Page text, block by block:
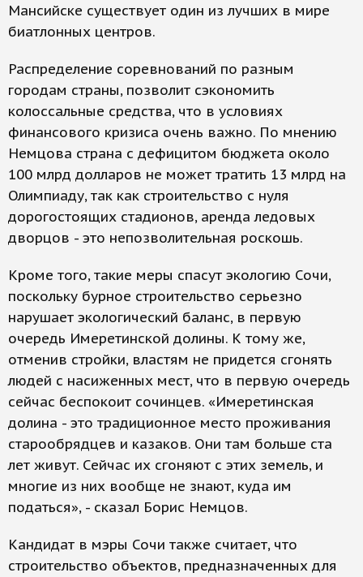
Мансийске существует один из лучших в мире
биатлонных центров.
Распределение соревнований по разным
городам страны, позволит сэкономить
колоссальные средства, что в условиях
финансового кризиса очень важно. По мнению
Немцова страна с дефицитом бюджета около
100 млрд долларов не может тратить 13 млрд на
Олимпиаду, так как строительство с нуля
дорогостоящих стадионов, аренда ледовых
дворцов - это непозволительная роскошь.
Кроме того, такие меры спасут экологию Сочи,
поскольку бурное строительство серьезно
нарушает экологический баланс, в первую
очередь Имеретинской долины. К тому же,
отменив стройки, властям не придется сгонять
людей с насиженных мест, что в первую очередь
сейчас беспокоит сочинцев. «Имеретинская
долина - это традиционное место проживания
старообрядцев и казаков. Они там больше ста
лет живут. Сейчас их сгоняют с этих земель, и
многие из них вообще не знают, куда им
податься», - сказал Борис Немцов.
Кандидат в мэры Сочи также считает, что
строительство объектов, предназначенных для